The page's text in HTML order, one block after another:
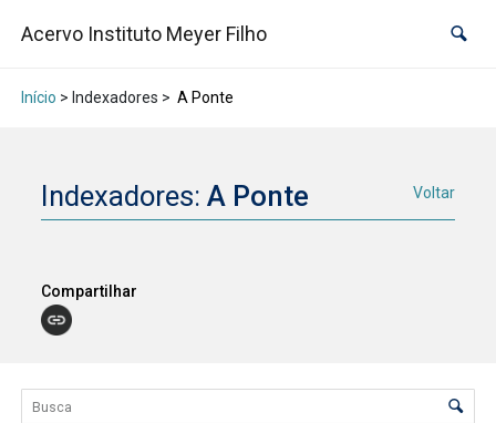
Acervo Instituto Meyer Filho
Início > Indexadores > A Ponte
Indexadores:A Ponte Voltar
Compartilhar
Lista de itens
Controle de ordenação e visualização